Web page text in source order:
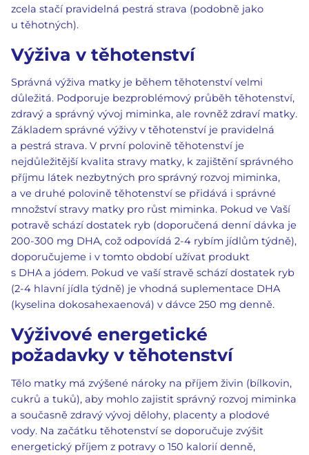
zcela stačí pravidelná pestrá strava (podobně jako
u těhotných).
Výživa v těhotenství
Správná výživa matky je během těhotenství velmi
důležitá. Podporuje bezproblémový průběh těhotenství,
zdravý a správný vývoj miminka, ale rovněž zdraví matky.
Základem správné výživy v těhotenství je pravidelná
a pestrá strava. V první polovině těhotenství je
nejdůležitější kvalita stravy matky, k zajištění správného
příjmu látek nezbytných pro správný rozvoj miminka,
a ve druhé polovině těhotenství se přidává i správné
množství stravy matky pro růst miminka. Pokud ve Vaší
potravě schází dostatek ryb (doporučená denní dávka je
200-300 mg DHA, což odpovídá 2-4 rybím jídlům týdně),
doporučujeme i v tomto období užívat produkt
s DHA a jódem. Pokud ve vaší stravě schází dostatek ryb
(2-4 hlavní jídla týdně) je vhodná suplementace DHA
(kyselina dokosahexaenová) v dávce 250 mg denně.
Výživové energetické
požadavky v těhotenství
Tělo matky má zvýšené nároky na příjem živin (bílkovin,
cukrů a tuků), aby mohlo zajistit správný rozvoj miminka
a současně zdravý vývoj dělohy, placenty a plodové
vody. Na začátku těhotenství se doporučuje zvýšit
energetický příjem z potravy o 150 kalorií denně,